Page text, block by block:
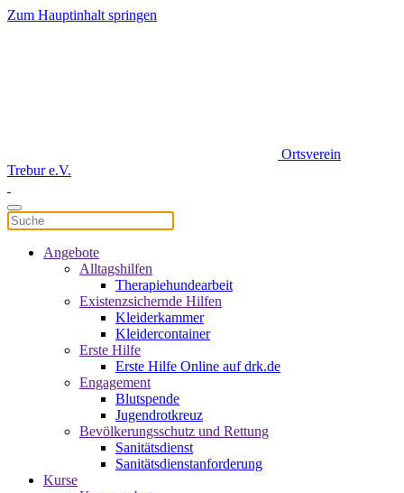
Zum Hauptinhalt springen
Ortsverein
Trebur e.V.
Angebote
Alltagshilfen
Therapiehundearbeit
Existenzsichernde Hilfen
Kleiderkammer
Kleidercontainer
Erste Hilfe
Erste Hilfe Online auf drk.de
Engagement
Blutspende
Jugendrotkreuz
Bevölkerungsschutz und Rettung
Sanitätsdienst
Sanitätsdienstanforderung
Kurse